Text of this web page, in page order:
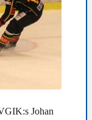
Johan